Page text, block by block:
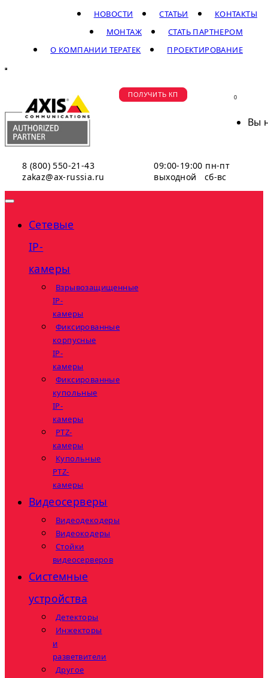
КОНТАКТЫ
СТАТЬИ
НОВОСТИ
СТАТЬ ПАРТНЕРОМ
МОНТАЖ
ПРОЕКТИРОВАНИЕ
О КОМПАНИИ ТЕРАТЕК
8 (800) 550-21-43
zakaz@ax-russia.ru
09:00-19:00 пн-пт
выходной сб-вс
ПОЛУЧИТЬ КП 0
Вы
Сетевые
IP-
камеры
Взрывозащищенные
IP-
камеры
Фиксированные
корпусные
IP-
камеры
Фиксированные
купольные
IP-
камеры
PTZ-
камеры
Купольные
PTZ-
камеры
Видеосерверы
Видеодекодеры
Видеокодеры
Стойки
видеосерверов
Системные
устройства
Детекторы
Инжекторы
и
разветвители
Другое